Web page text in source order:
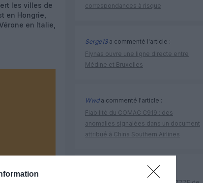
les villes de
en Hongrie,
en Italie,
correspondances à risque
Serge13a commenté l'article :
Flynas ouvre une ligne directe entre
Médine et Bruxelles
Wwda commenté l'article :
Fiabilité du COMAC C919 : des
anomalies signalées dans un document
attribué à China Southern Airlines
a commenté l'article :